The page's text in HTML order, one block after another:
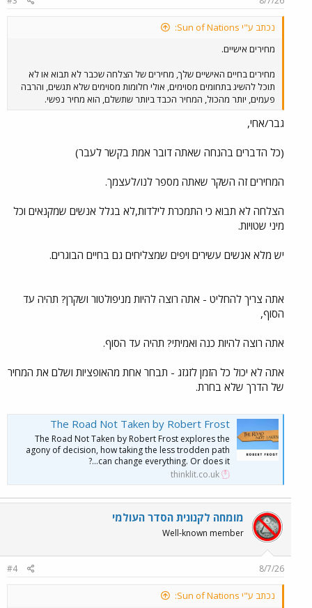
נכתב ע"י Sun of Nations:
מחירים אישיים.
מחירים בחיים האישיים שלך, מחירים של הצלחה שכבר לא תבוא או לא
תוכל להשיג בתחומים מסוימים, אולי חלומות מסוימים שלא תגשים, והרבה
פעמים, יותר מהכול, המחיר הכבד ביותר שתשלם, הוא מחיר נפשי.
גבר/אחי,
(כל הדברים בהנחה שאתה דובר אמת בקשר לעבר)
המחירים זה השקר שאתה מספר לנו/לעצמך.
הצלחה לא תבוא כי התמכרת לילדות,לא בגלל אנשים שמקנאים וכל
מיני שטויות.
יש מלא אנשים עשירים ויפים שמצליחים גם בחיים הבוגרים.
אתה צריך להחליט - אתה רוצה להיות מניפולטור ושקרן? תהיה עד
הסוף,
אתה רוצה להיות כנה ואמיתי? תהיה עד הסוף.
אתה לא יכול כל הזמן לזגזג - תבחר אחת מהאופציות ושלם את המחיר
של הדרך שלא בחרת.
The Road Not Taken by Robert Frost
The Road Not Taken by Robert Frost explores the
agony of decision, how taking the less trodden path
can change everything. Or does it...?
thinklit.co.uk
מומחה לקנונית הסדר העולמי
Well-known member
8/7/26
#4
נכתב ע"י Sun of Nations: